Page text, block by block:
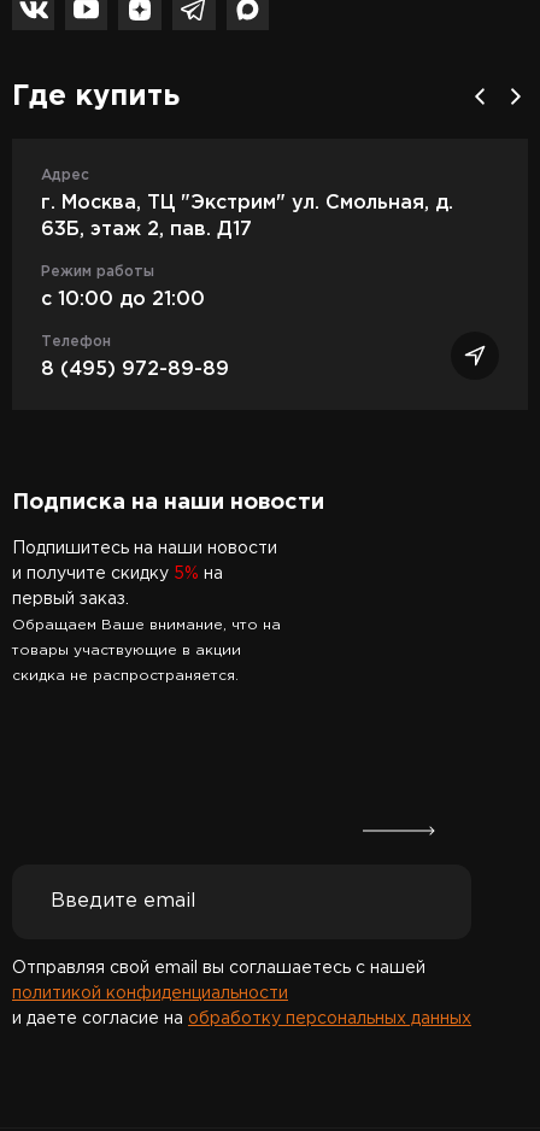
Где купить
Адрес
г. Москва, ТЦ "Экстрим" ул. Смольная, д.
63Б, этаж 2, пав. Д17
Режим работы
c 10:00 до 21:00
Телефон
8 (495) 972-89-89
Подписка на наши новости
Подпишитесь на наши новости
и получите скидку 5% на
первый заказ.
Обращаем Ваше внимание, что на
товары участвующие в акции
скидка не распространяется.
Отправляя свой email вы соглашаетесь с нашей
политикой конфиденциальности
и даете согласие на обработку персональных данных